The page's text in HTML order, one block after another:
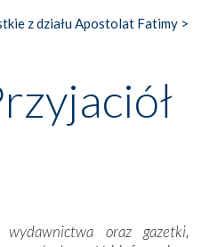
których celem były
przykład – w podzięce za
w wygranej bitwie o
potężna, a zarazem
monumentalnych dzieł,
ich twórców o detale,
z działu Apostolat Fatimy >
oraz gazetki,